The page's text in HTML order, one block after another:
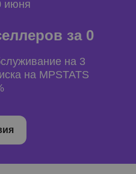
за 0
на 3
на MPSTATS
июня